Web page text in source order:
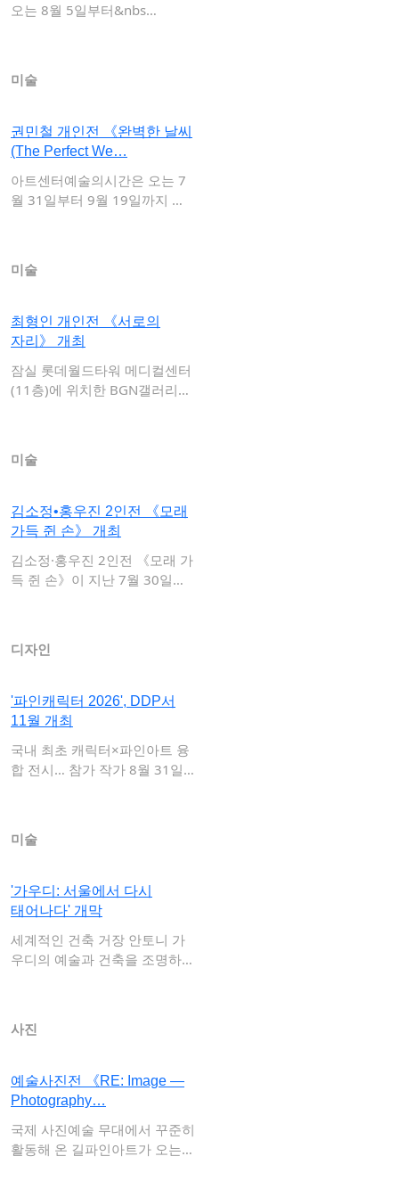
오는 8월 5일부터&nbs…
미술
권민철 개인전 《완벽한 날씨
(The Perfect We…
아트센터예술의시간은 오는 7
월 31일부터 9월 19일까지 권
미술
최형인 개인전 《서로의
자리》 개최
잠실 롯데월드타워 메디컬센터
(11층)에 위치한 BGN갤러리는
미술
김소정•홍우진 2인전 《모래
가득 쥔 손》 개최
김소정·홍우진 2인전 《모래 가
득 쥔 손》이 지난 7월 30일부
디자인
'파인캐릭터 2026', DDP서
11월 개최
국내 최초 캐릭터×파인아트 융
합 전시… 참가 작가 8월 31일
미술
'가우디: 서울에서 다시
태어나다' 개막
세계적인 건축 거장 안토니 가
우디의 예술과 건축을 조명하는
사진
예술사진전 《RE: Image —
Photography…
국제 사진예술 무대에서 꾸준히
활동해 온 길파인아트가 오는 7